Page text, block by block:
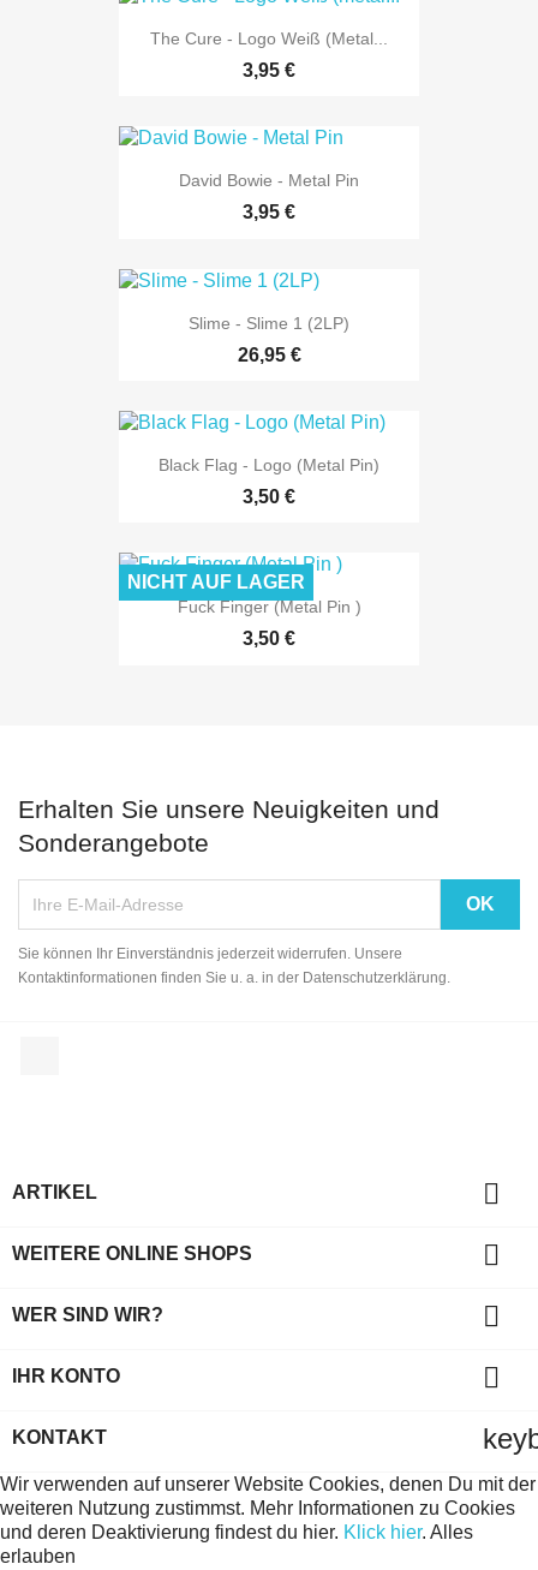
The Cure - Logo Weiß (metal...
3,95 €
David Bowie - Metal Pin
3,95 €
Slime - Slime 1 (2LP)
26,95 €
Black Flag - Logo (Metal Pin)
3,50 €
Fuck Finger (Metal Pin )
3,50 €
NICHT AUF LAGER
Erhalten Sie unsere Neuigkeiten und
Sonderangebote
Sie können Ihr Einverständnis jederzeit widerrufen. Unsere
Kontaktinformationen finden Sie u. a. in der Datenschutzerklärung.
ARTIKEL 
WEITERE ONLINE SHOPS 
WER SIND WIR? 
IHR KONTO 
KONTAKT
Wir verwenden auf unserer Website Cookies, denen Du mit der
weiteren Nutzung zustimmst. Mehr Informationen zu Cookies
und deren Deaktivierung findest du hier. Klick hier. Alles
erlauben